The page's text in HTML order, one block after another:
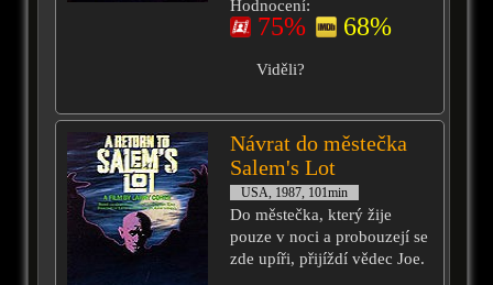
Hodnocení:
75% 68%
Viděli?
Návrat do městečka
Salem's Lot
USA, 1987, 101min
Do městečka, který žije
pouze v noci a probouzejí se
zde upíři, přijíždí vědec Joe.